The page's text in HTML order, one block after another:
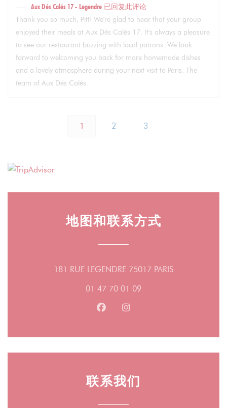
Aux Dés Calés 17 - Legendre 已回复此评论
Thank you so much, Pitt! We're glad to hear that your group
enjoyed their meals at Aux Dés Calés 17. It's always a pleasure
to see our restaurant buzzing with local patrons. We look
forward to welcoming you back for more homemade dishes
and a lovely atmosphere during your next visit to Paris. The
team of Aux Dés Calés.
1 2 3
地图和联系方式
181 RUE LEGENDRE 75017 PARIS((在新窗口中
01 47 70 01 09
Facebook ((在新窗口中打开))
Instagram ((在新窗口中
联系我们